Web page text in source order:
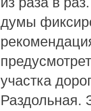
думы
участка
Раздольная.